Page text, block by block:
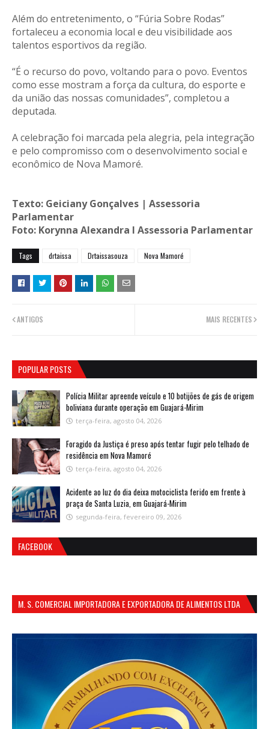
Além do entretenimento, o “Fúria Sobre Rodas”
fortaleceu a economia local e deu visibilidade aos
talentos esportivos da região.
“É o recurso do povo, voltando para o povo. Eventos
como esse mostram a força da cultura, do esporte e
da união das nossas comunidades”, completou a
deputada.
A celebração foi marcada pela alegria, pela integração
e pelo compromisso com o desenvolvimento social e
econômico de Nova Mamoré.
Texto: Geiciany Gonçalves | Assessoria
Parlamentar
Foto: Korynna Alexandra I Assessoria Parlamentar
Tags drtaissa Drtaissasouza Nova Mamoré
MAIS RECENTES
ANTIGOS
POPULAR POSTS
Polícia Militar apreende veículo e 10 botijões de gás de origem
boliviana durante operação em Guajará-Mirim
terça-feira, agosto 04, 2026
Foragido da Justiça é preso após tentar fugir pelo telhado de
residência em Nova Mamoré
terça-feira, agosto 04, 2026
Acidente ao luz do dia deixa motociclista ferido em frente à
praça de Santa Luzia, em Guajará-Mirim
segunda-feira, fevereiro 09, 2026
FACEBOOK
M. S. COMERCIAL IMPORTADORA E EXPORTADORA DE ALIMENTOS LTDA